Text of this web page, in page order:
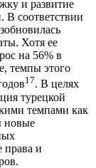
и развитие
В соответствии
Хотя ее
на 56% в
темпы этого
17. В целях
турецкой
темпами как
новые
права и